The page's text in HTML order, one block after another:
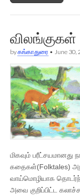
byகங்காதுரை • June 30,
மிகவும் பரீட்சயமானது
கதைகள்(Folktales)
வாய்மொழியாக
அவை குறிப்பிட்ட